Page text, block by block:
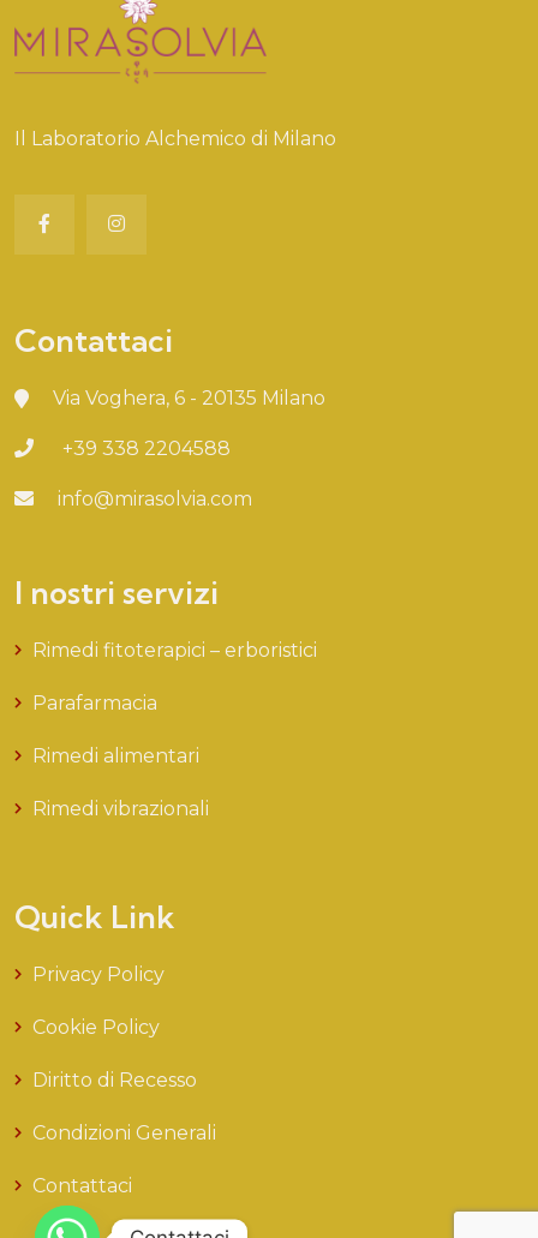
Il Laboratorio Alchemico di Milano
Contattaci
Via Voghera, 6 - 20135 Milano
+39 338 2204588
info@mirasolvia.com
I nostri servizi
Rimedi fitoterapici – erboristici
Parafarmacia
Rimedi alimentari
Rimedi vibrazionali
Quick Link
Privacy Policy
Cookie Policy
Diritto di Recesso
Condizioni Generali
Contattaci